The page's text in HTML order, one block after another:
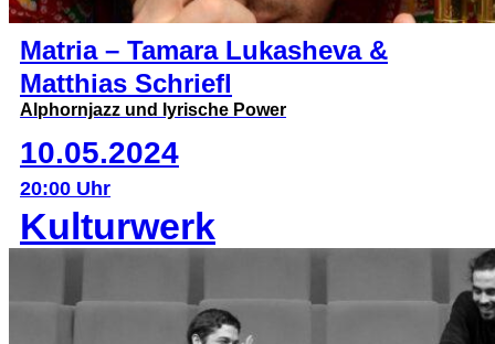
Matria – Tamara Lukasheva &
Matthias Schriefl
Alphornjazz und lyrische Power
10.05.2024
20:00 Uhr
Kulturwerk